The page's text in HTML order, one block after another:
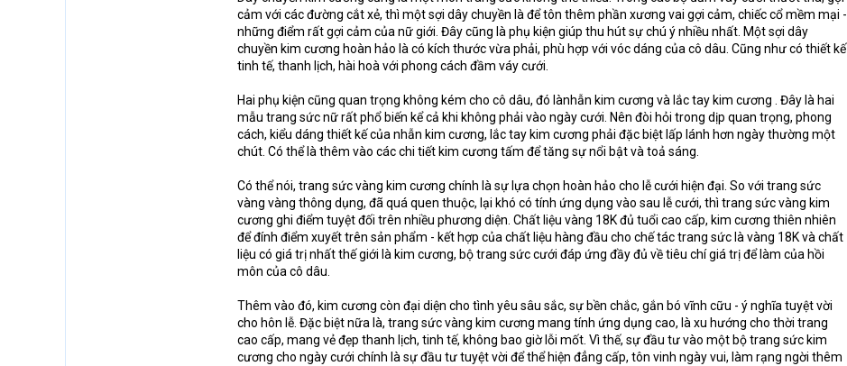
cảm với các đường cắt xẻ, thì một sợi dây chuyền là để tôn thêm phần xương vai gợi cảm, chiếc cổ mềm mại -
những điểm rất gợi cảm của nữ giới. Đây cũng là phụ kiện giúp thu hút sự chú ý nhiều nhất. Một sợi dây
chuyền kim cương hoàn hảo là có kích thước vừa phải, phù hợp với vóc dáng của cô dâu. Cũng như có thiết kế
tinh tế, thanh lịch, hài hoà với phong cách đầm váy cưới.
Hai phụ kiện cũng quan trọng không kém cho cô dâu, đó lànhẫn kim cương và lắc tay kim cương . Đây là hai
mẫu trang sức nữ rất phổ biến kể cả khi không phải vào ngày cưới. Nên đòi hỏi trong dịp quan trọng, phong
cách, kiểu dáng thiết kế của nhẫn kim cương, lắc tay kim cương phải đặc biệt lấp lánh hơn ngày thường một
chút. Có thể là thêm vào các chi tiết kim cương tấm để tăng sự nổi bật và toả sáng.
Có thể nói, trang sức vàng kim cương chính là sự lựa chọn hoàn hảo cho lễ cưới hiện đại. So với trang sức
vàng vàng thông dụng, đã quá quen thuộc, lại khó có tính ứng dụng vào sau lễ cưới, thì trang sức vàng kim
cương ghi điểm tuyệt đối trên nhiều phương diện. Chất liệu vàng 18K đủ tuổi cao cấp, kim cương thiên nhiên
để đính điểm xuyết trên sản phẩm - kết hợp của chất liệu hàng đầu cho chế tác trang sức là vàng 18K và chất
liệu có giá trị nhất thế giới là kim cương, bộ trang sức cưới đáp ứng đầy đủ về tiêu chí giá trị để làm của hồi
môn của cô dâu.
Thêm vào đó, kim cương còn đại diện cho tình yêu sâu sắc, sự bền chắc, gắn bó vĩnh cữu - ý nghĩa tuyệt vời
cho hôn lễ. Đặc biệt nữa là, trang sức vàng kim cương mang tính ứng dụng cao, là xu hướng cho thời trang
cao cấp, mang vẻ đẹp thanh lịch, tinh tế, không bao giờ lỗi mốt. Vì thế, sự đầu tư vào một bộ trang sức kim
cương cho ngày cưới chính là sự đầu tư tuyệt vời để thể hiện đẳng cấp, tôn vinh ngày vui, làm rạng ngời thêm